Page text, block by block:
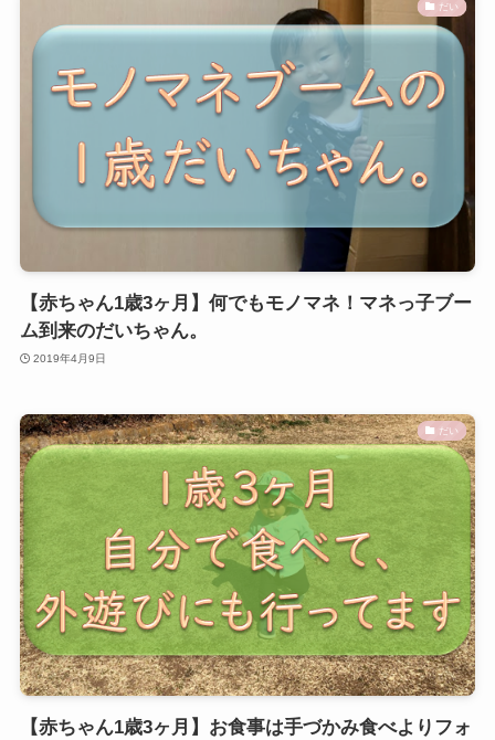
だい
【赤ちゃん1歳3ヶ月】何でもモノマネ！マネっ子ブー
ム到来のだいちゃん。
2019年4月9日
だい
【赤ちゃん1歳3ヶ月】お食事は手づかみ食べよりフォ